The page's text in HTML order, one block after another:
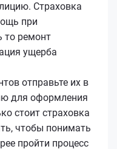
Страховка
при
то ремонт
ущерба
отправьте их в
для оформления
стоит страховка
чтобы понимать
пройти процесс